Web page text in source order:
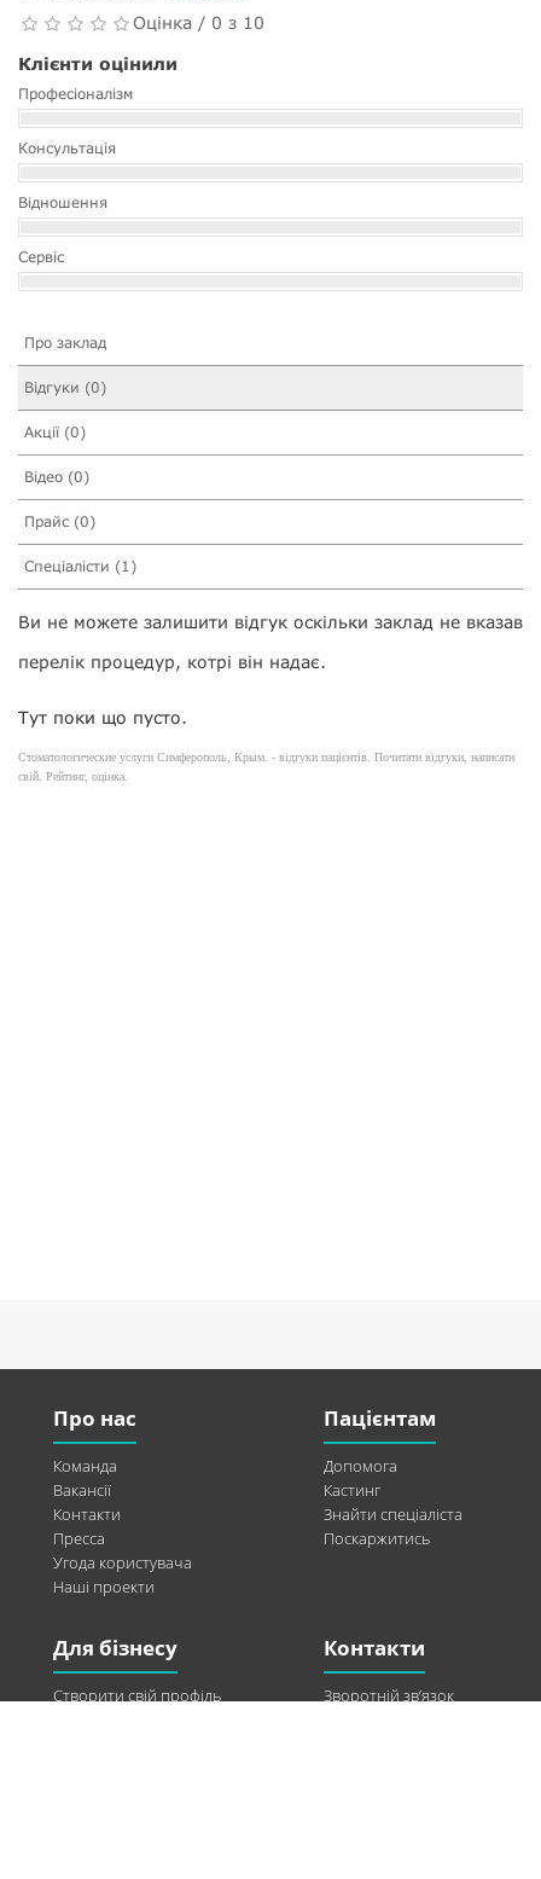
Оцінка / 0 з 10
Клієнти оцінили
Професіоналізм
Консультація
Відношення
Сервіс
Про заклад
Відгуки (0)
Акції (0)
Відео (0)
Прайс (0)
Спеціалісти (1)
Ви не можете залишити відгук оскільки заклад не вказав
перелік процедур, котрі він надає.
Тут поки що пусто.
Стоматологические услуги Симферополь, Крым. - відгуки пацієнтів. Почитати відгуки, написати
свій. Рейтинг, оцінка.
Про нас
Команда
Вакансії
Контакти
Пресса
Угода користувача
Наші проекти
Пацієнтам
Допомога
Кастинг
Знайти спеціаліста
Поскаржитись
Для бізнесу
Створити свій профіль
Контакти
Зворотній зв’язок